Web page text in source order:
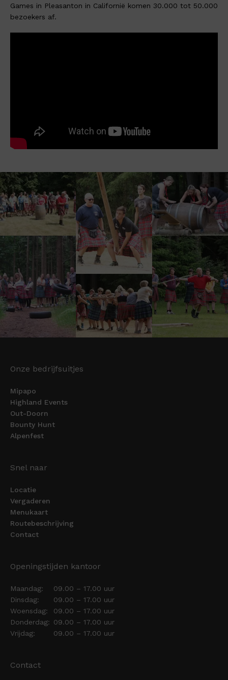
Games in Pleasanton in Californië komen 30.000 tot 50.000
bezoekers af.
Onze bedrijfsuitjes
Mipapo
Highland Events
Out-Doorn
Bounty Hunt
Alpenfest
Snel naar
Locatie
Vergaderen
Menukaart
Routebeschrijving
Contact
Openingstijden kantoor
Maandag:
09.00 – 17.00 uur
Dinsdag:
09.00 – 17.00 uur
Woensdag:
09.00 – 17.00 uur
Donderdag: 09.00 – 17.00 uur
Vrijdag:
09.00 – 17.00 uur
Contact